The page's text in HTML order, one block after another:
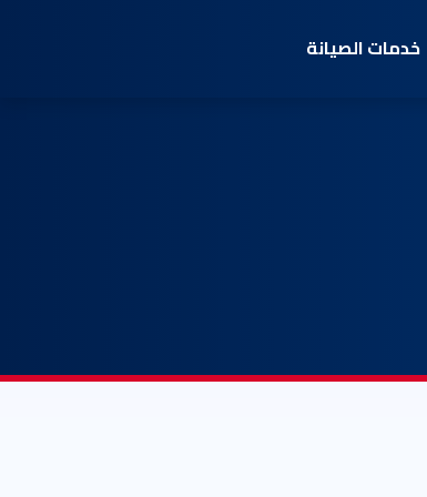
خدمات الصيانة